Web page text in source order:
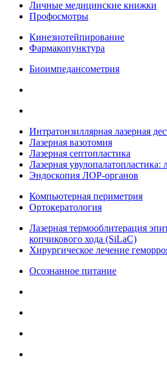
Личные медицинские книжки
Профосмотры
Кинезиотейпирование
Фармакопунктура
Биоимпедансометрия
Интратонзиллярная лазерная
Лазерная вазотомия
Лазерная септопластика
Лазерная увулопалатопластика:
Эндоскопия ЛОР-органов
Компьютерная периметрия
Ортокератология
Лазерная термооблитерация
копчикового хода (SiLaC)
Хирургическое лечение
Осознанное питание